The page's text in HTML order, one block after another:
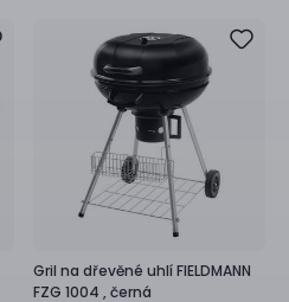
Gril na dřevěné uhlíFIELDMANN
FZG 1004 ,černá